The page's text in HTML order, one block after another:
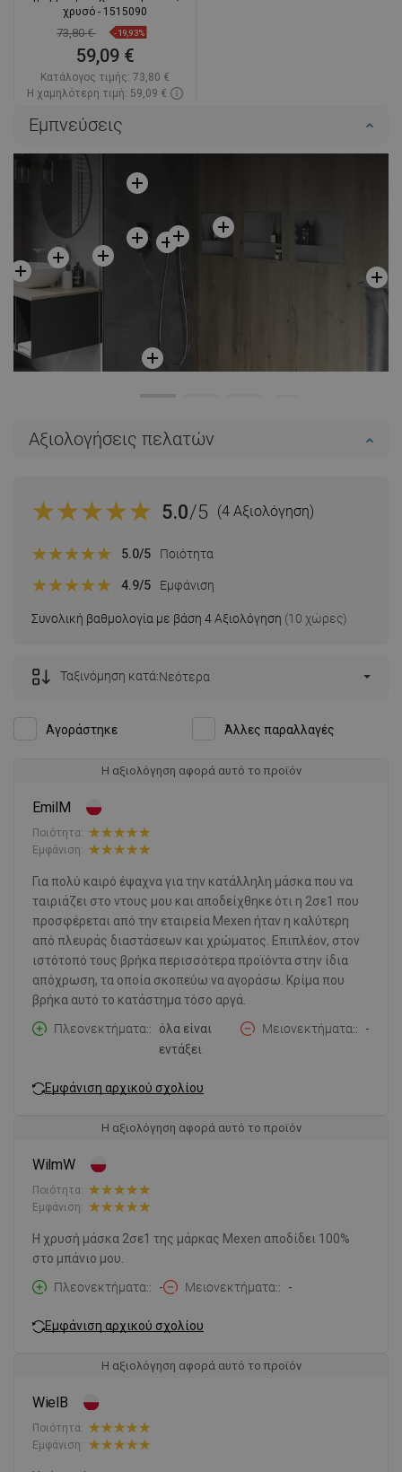
χρυσό - 1515090
73,80 € -19,93%
59,09 €
Κατάλογος τιμής: 73,80 €
Η χαμηλότερη τιμή: 59,09 €
Αγαπημένα
Εμπνεύσεις
Αξιολογήσεις πελατών
5.0/5 (4 Αξιολόγηση)
Συνολική βαθμολογία με βάση 4 Αξιολόγηση (10 χώρες)
5.0/5 Ποιότητα
4.9/5 Εμφάνιση
Αγοράστηκε Άλλες παραλλαγές
Ταξινόμηση κατά:Νεότερα
Η αξιολόγηση αφορά αυτό το προϊόν
EmilM
Ποιότητα:
Εμφάνιση:
Για πολύ καιρό έψαχνα για την κατάλληλη μάσκα που να
ταιριάζει στο ντους μου και αποδείχθηκε ότι η 2σε1 που
προσφέρεται από την εταιρεία Mexen ήταν η καλύτερη
από πλευράς διαστάσεων και χρώματος. Επιπλέον, στον
ιστότοπό τους βρήκα περισσότερα προϊόντα στην ίδια
απόχρωση, τα οποία σκοπεύω να αγοράσω. Κρίμα που
βρήκα αυτό το κατάστημα τόσο αργά.
Πλεονεκτήματα:
όλα είναι
εντάξει
Μειονεκτήματα: -
Εμφάνιση αρχικού σχολίου
Η αξιολόγηση αφορά αυτό το προϊόν
WilmW
Ποιότητα:
Εμφάνιση:
Η χρυσή μάσκα 2σε1 της μάρκας Mexen αποδίδει 100%
στο μπάνιο μου.
Πλεονεκτήματα:
- Μειονεκτήματα: -
Εμφάνιση αρχικού σχολίου
Η αξιολόγηση αφορά αυτό το προϊόν
WielB
Ποιότητα:
Εμφάνιση: